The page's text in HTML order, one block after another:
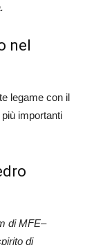
nel
legame con il
importanti
di MFE–
di